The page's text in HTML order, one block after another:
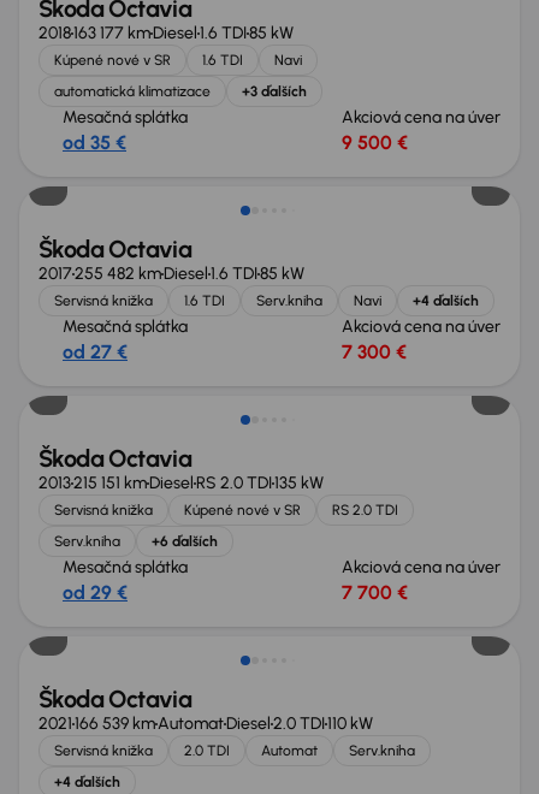
Škoda Octavia
2018163 177 kmDiesel1.6 TDI85 kW
Kúpené nové v SR 1.6 TDI
Navi
automatická klimatizace
+3 ďalších
Mesačná splátka
od 35 €
Akciová cena na úver
9 500 €
Zlacnené o 700 €
Škoda Octavia
2017255 482 kmDiesel1.6 TDI85 kW
Servisná knižka 1.6 TDI Serv.kniha Navi +4 ďalších
Mesačná splátka
od 27 €
Akciová cena na úver
7 300 €
Zlacnené o 2 300 €
Škoda Octavia
2013215 151 kmDiesel RS 2.0 TDI135 kW
Servisná knižka Kúpené nové v SR
RS 2.0 TDI
Serv.kniha
+6 ďalších
Mesačná splátka
od 29 €
Akciová cena na úver
7 700 €
Zlacnené o 1 200 €
Škoda Octavia
2021166 539 kmAutomatDiesel2.0 TDI110 kW
Servisná knižka 2.0 TDI Automat
Serv.kniha
+4 ďalších